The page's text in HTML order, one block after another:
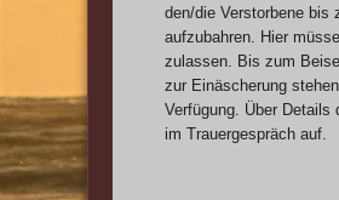
den/die Verstorbene bis
aufzubahren. Hier
zulassen. Bis zum
zur Einäscherung
Verfügung. Über Details
im Trauergespräch auf.